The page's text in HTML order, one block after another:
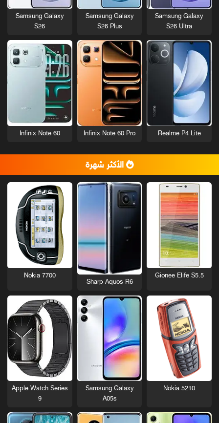
Samsung Galaxy
S26 Ultra
Samsung Galaxy
S26 Plus
Samsung Galaxy
S26
Realme P4 Lite
Infinix Note 60 Pro
Infinix Note 60
الأكثر شهرة
Gionee Elife S5.5
Sharp Aquos R6
Nokia 7700
Nokia 5210
Samsung Galaxy
A05s
Apple Watch Series
9